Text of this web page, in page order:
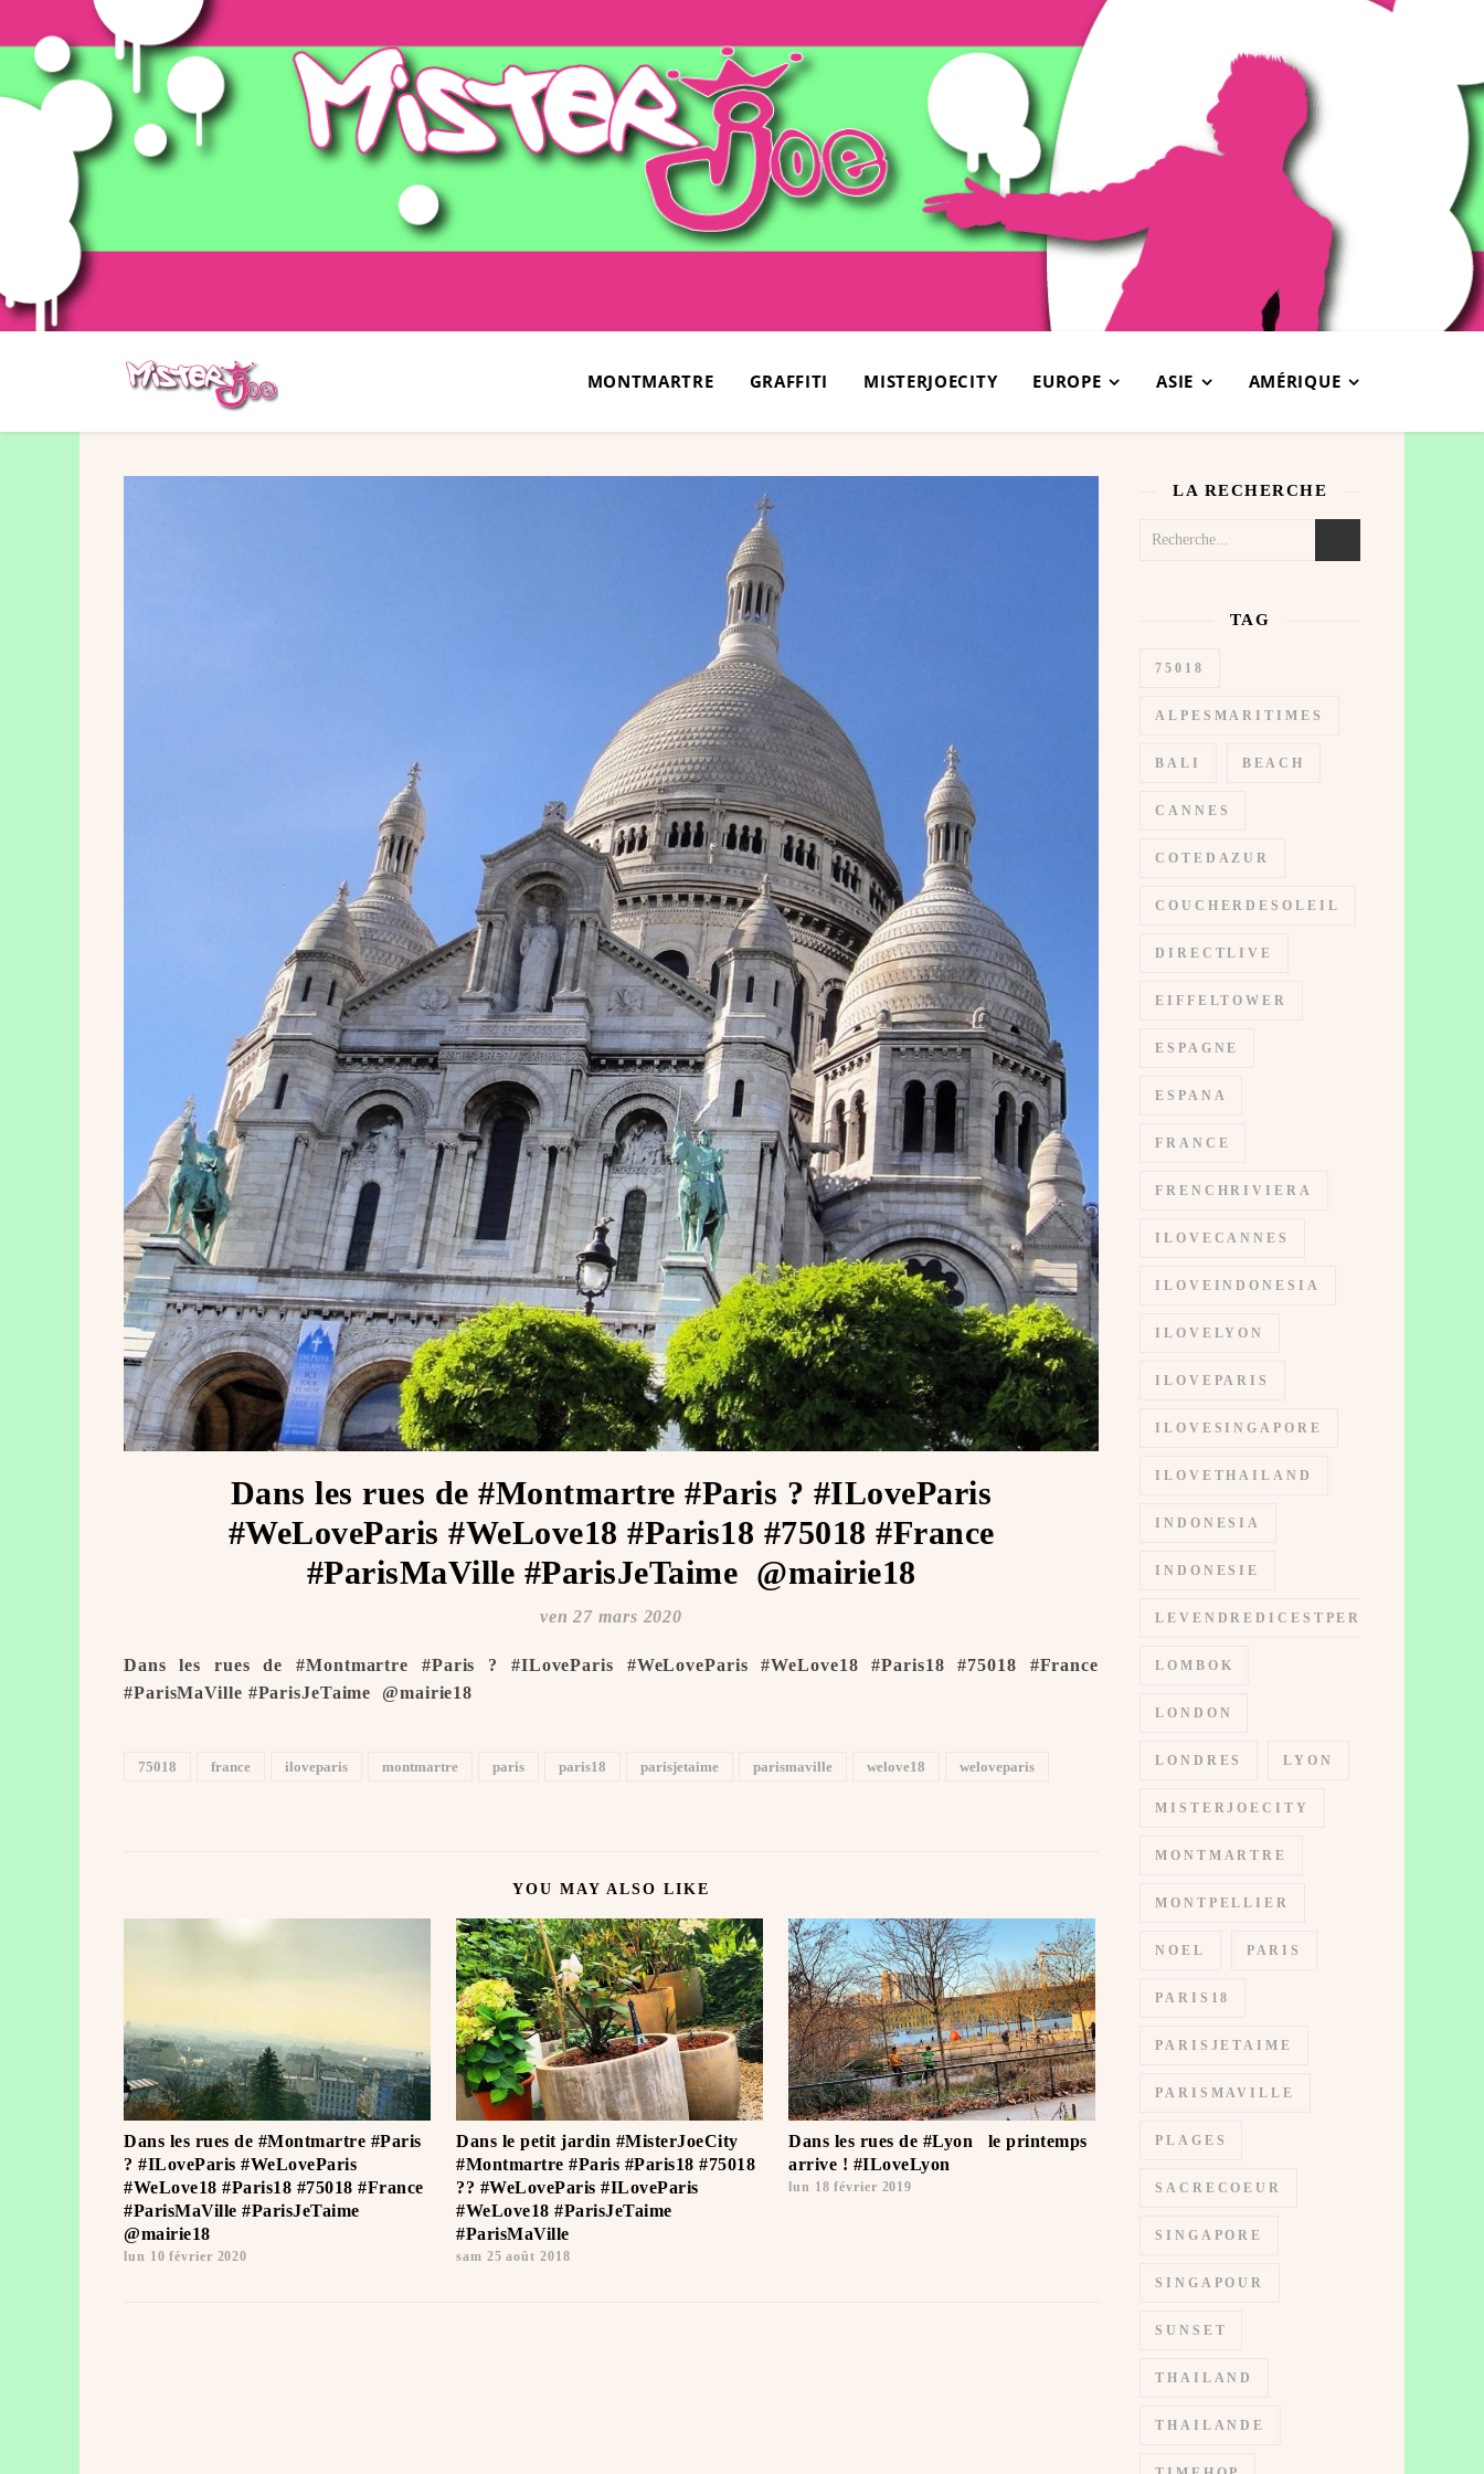
MONTMARTRE GRAFFITI MISTERJOECITY EUROPE ASIE AMÉRIQUE
Dans les rues de #Montmartre #Paris ? #ILoveParis
#WeLoveParis #WeLove18 #Paris18 #75018 #France
#ParisMaVille #ParisJeTaime ️ @mairie18
ven 27 mars 2020
Dans les rues de #Montmartre #Paris ? #ILoveParis #WeLoveParis #WeLove18 #Paris18 #75018 #France
#ParisMaVille #ParisJeTaime ️ @mairie18
75018 france iloveparis montmartre paris paris18 parisjetaime parismaville welove18 weloveparis
YOU MAY ALSO LIKE
Dans les rues de #Montmartre #Paris
? #ILoveParis #WeLoveParis
#WeLove18 #Paris18 #75018 #France
#ParisMaVille #ParisJeTaime ️
@mairie18
lun 10 février 2020
Dans le petit jardin #MisterJoeCity
#Montmartre #Paris #Paris18 #75018
?? #WeLoveParis #ILoveParis
#WeLove18 #ParisJeTaime ️
#ParisMaVille
sam 25 août 2018
Dans les rues de #Lyon ️ ️ le printemps
arrive ! #ILoveLyon
lun 18 février 2019
LA RECHERCHE
TAG
75018
ALPESMARITIMES
BALI BEACH
CANNES
COTEDAZUR
COUCHERDESOLEIL
DIRECTLIVE
EIFFELTOWER
ESPAGNE
ESPANA
FRANCE
FRENCHRIVIERA
ILOVECANNES
ILOVEINDONESIA
ILOVELYON
ILOVEPARIS
ILOVESINGAPORE
ILOVETHAILAND
INDONESIA
INDONESIE
LEVENDREDICESTPERMIS
LOMBOK
LONDON
LONDRES LYON
MISTERJOECITY
MONTMARTRE
MONTPELLIER
NOEL PARIS
PARIS18
PARISJETAIME
PARISMAVILLE
PLAGES
SACRECOEUR
SINGAPORE
SINGAPOUR
SUNSET
THAILAND
THAILANDE